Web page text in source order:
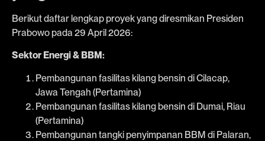
Berikut daftar lengkap proyek yang diresmikan Presiden
Prabowo pada 29 April 2026:
Sektor Energi & BBM:
Pembangunan fasilitas kilang bensin di Cilacap,
Jawa Tengah (Pertamina)
Pembangunan fasilitas kilang bensin di Dumai, Riau
(Pertamina)
Pembangunan tangki penyimpanan BBM di Palaran,